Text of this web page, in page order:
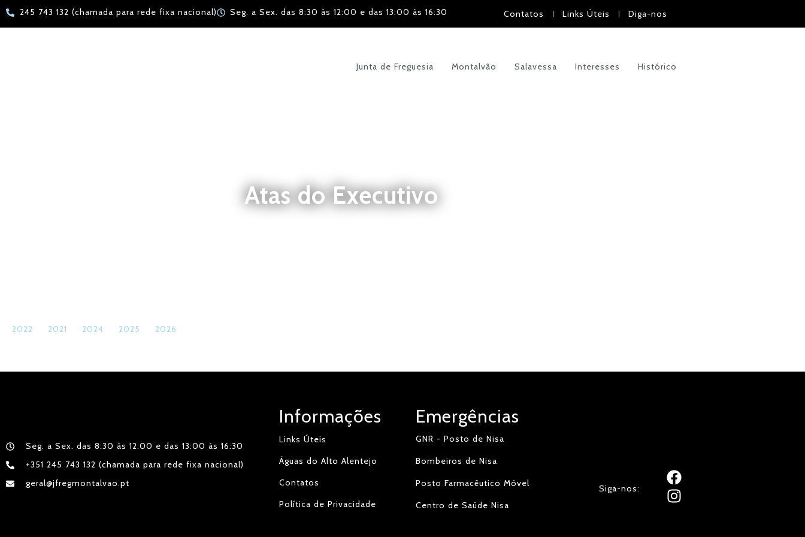
245 743 132 (chamada para rede fixa nacional) Seg. a Sex. das 8:30 às 12:00 e das 13:00 às 16:30 Contatos Links Úteis Diga-nos
Junta de Freguesia Montalvão Salavessa Interesses Histórico
Atas do Executivo
2022 2021 2024 2025 2026
Seg. a Sex. das 8:30 às 12:00 e das 13:00 às 16:30
+351 245 743 132 (chamada para rede fixa nacional)
geral@jfregmontalvao.pt
Informações
Links Úteis
Águas do Alto Alentejo
Contatos
Política de Privacidade
Emergências
GNR - Posto de Nisa
Bombeiros de Nisa
Posto Farmacêutico Móvel
Centro de Saúde Nisa
Siga-nos: